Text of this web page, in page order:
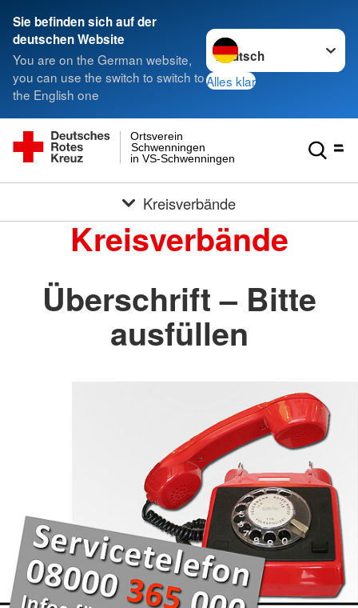
Sie befinden sich auf der
deutschen Website
You are on the German website,
you can use the switch to switch to
the English one
Sprache wechseln zu
Alles klar
in VS-Schwenningen
Schwenningen
Ortsverein
Kreisverbände
Kreisverbände
Überschrift – Bitte
ausfüllen